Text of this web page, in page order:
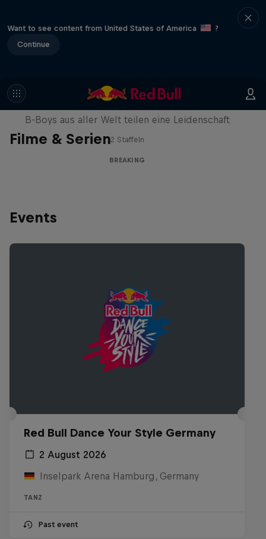
Want to see content from United States of America
?
Continue
Filme & Serien
Break'n Reality
B-Boys aus aller Welt teilen eine Leidenschaft
2 Staffeln
BREAKING
Events
Red Bull Dance Your Style Germany
2 August 2026
Inselpark Arena Hamburg, Germany
TANZ
Past event